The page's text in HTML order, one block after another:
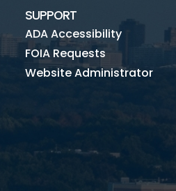
SUPPORT
ADA Accessibility
FOIA Requests
Website Administrator